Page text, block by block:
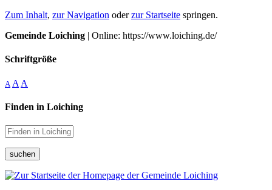
Zum Inhalt, zur Navigation oderzur Startseite springen.
Gemeinde Loiching | Online: https://www.loiching.de/
Schriftgröße
A A A
Finden in Loiching
suchen